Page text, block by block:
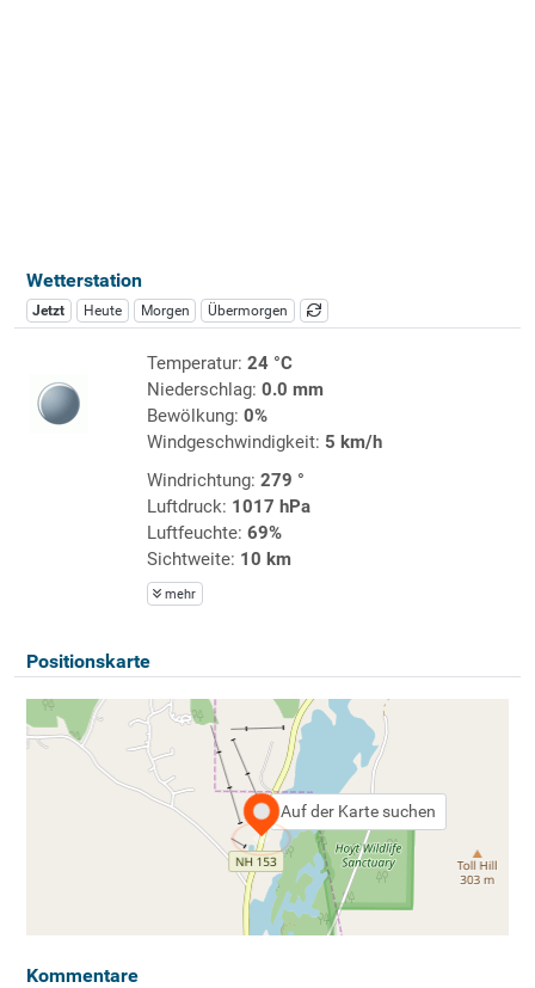
Wetterstation
Jetzt Heute Morgen Übermorgen
Temperatur: 24 °C
Niederschlag: 0.0 mm
Bewölkung: 0%
Windgeschwindigkeit: 5 km/h
Windrichtung: 279 °
Luftdruck: 1017 hPa
Luftfeuchte: 69%
Sichtweite: 10 km
mehr
Positionskarte
Auf der Karte suchen
Kommentare